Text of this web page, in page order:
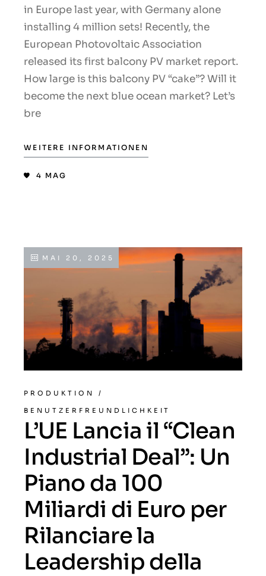
in Europe last year, with Germany alone
installing 4 million sets! Recently, the
European Photovoltaic Association
released its first balcony PV market report.
How large is this balcony PV “cake”? Will it
become the next blue ocean market? Let’s
bre
WEITERE INFORMATIONEN
4 MAG
MAI 20, 2025
PRODUKTION /
BENUTZERFREUNDLICHKEIT
L’UE Lancia il “Clean
Industrial Deal”: Un
Piano da 100
Miliardi di Euro per
Rilanciare la
Leadership della